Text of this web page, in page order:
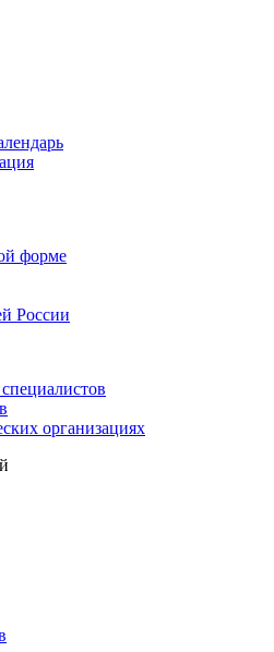
форме
России
организациях